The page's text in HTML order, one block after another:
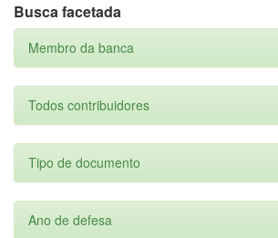
Busca facetada
Membro da banca
Todos contribuidores
Tipo de documento
Ano de defesa